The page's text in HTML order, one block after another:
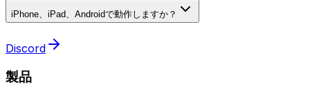
iPhone、iPad、Androidで動作しますか？
Discord
製品